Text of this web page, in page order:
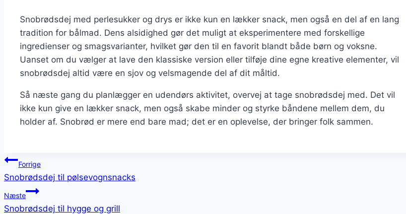
Snobrødsdej med perlesukker og drys er ikke kun en lækker snack, men også en del af en lang
tradition for bålmad. Dens alsidighed gør det muligt at eksperimentere med forskellige
ingredienser og smagsvarianter, hvilket gør den til en favorit blandt både børn og voksne.
Uanset om du vælger at lave den klassiske version eller tilføje dine egne kreative elementer, vil
snobrødsdej altid være en sjov og velsmagende del af dit måltid.
Så næste gang du planlægger en udendørs aktivitet, overvej at tage snobrødsdej med. Det vil
ikke kun give en lækker snack, men også skabe minder og styrke båndene mellem dem, du
holder af. Snobrød er mere end bare mad; det er en oplevelse, der bringer folk sammen.
Indlægsnavigation
Forrige
Snobrødsdej til pølsevognsnacks
Næste
Snobrødsdej til hygge og grill